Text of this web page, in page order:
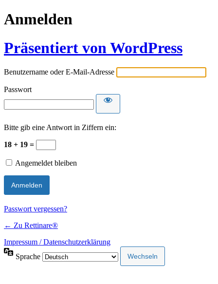
Anmelden
Präsentiert von WordPress
Benutzername oder E-Mail-Adresse
Passwort
Bitte gib eine Antwort in Ziffern ein:
18 + 19 =
Angemeldet bleiben
Passwort vergessen?
← Zu Rettinare®
Impressum / Datenschutzerklärung
Sprache